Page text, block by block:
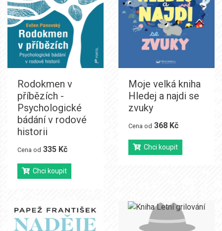
Rodokmen v
příbězích -
Psychologické
bádání v rodové
historii
Cena od 335 Kč
Chci koupit
Moje velká kniha
Hledej a najdi se
zvuky
Cena od 368 Kč
Chci koupit